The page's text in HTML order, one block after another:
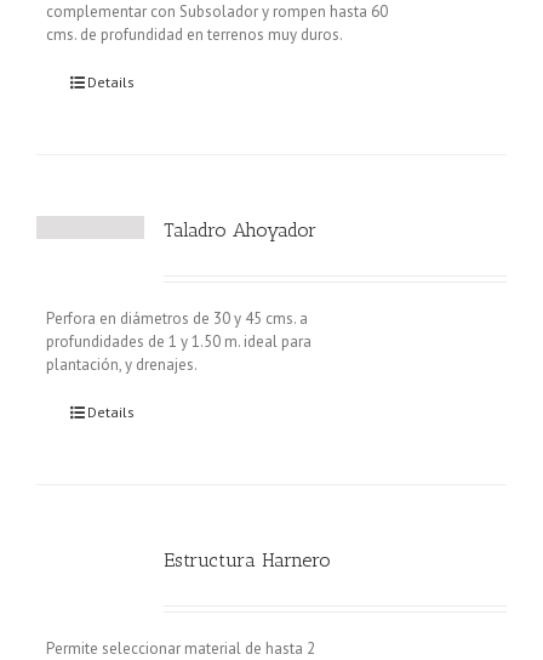
complementar con Subsolador y rompen hasta 60
cms. de profundidad en terrenos muy duros.
Details
Taladro Ahoyador
Perfora en diámetros de 30 y 45 cms. a
profundidades de 1 y 1.50 m. ideal para
plantación, y drenajes.
Details
Estructura Harnero
Permite seleccionar material de hasta 2